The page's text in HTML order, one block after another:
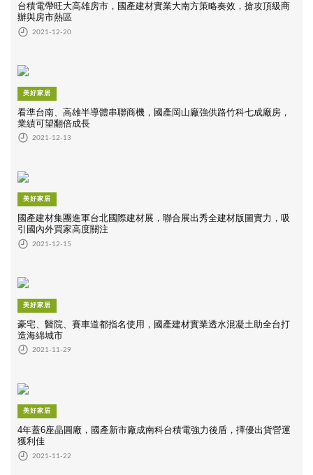
台積電帶旺大高雄房市，國產建材實業大南方策略奏效，搶攻頂級商
辦與房市熱區
2021-12-20
美好家居
看準台南、高雄半導體串聯商機，國產岡山廠強供路竹科七成廠房，
業績可望翻倍成長
2021-12-13
美好家居
國產建材集團進軍台北國際建材展，聯合展出秀全建材版圖實力，吸
引國內外買家高度關注
2021-12-15
美好家居
豪宅、醫院、賽車道都指名使用，國產建材實業透水混凝土助全台打
造海綿城市
2021-11-29
美好家居
4年蓋6座晶圓廠，國產新市廠成南科台積電強力後盾，擇優出貨營運
獲利佳
2021-11-22